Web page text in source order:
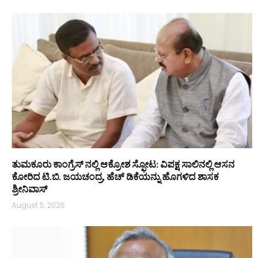
ತುಮಕೂರು ಕಾಂಗ್ರೆಸ್ ನಲ್ಲಿ ಆಕ್ರೋಶ ಸ್ಫೋಟ: ವಿಪಕ್ಷ ಸಾಲಿನಲ್ಲಿ ಆಸನ
ಕೋರಿದ ಟಿ.ಬಿ. ಜಯಚಂದ್ರ, ಹೆಚ್ ಡಿಕೆಯನ್ನು ಹೊಗಳಿದ ಶಾಸಕ
ಶ್ರೀನಿವಾಸ್
August 5, 2026